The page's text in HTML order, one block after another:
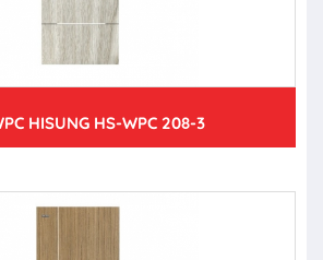
HISUNG HS-WPC 208-3